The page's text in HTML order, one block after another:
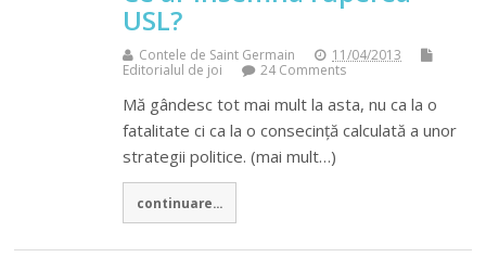
USL?
Contele de Saint Germain
11/04/2013
Editorialul de joi
24 Comments
Mă gândesc tot mai mult la asta, nu ca la o
fatalitate ci ca la o consecință calculată a unor
strategii politice. (mai mult…)
continuare...